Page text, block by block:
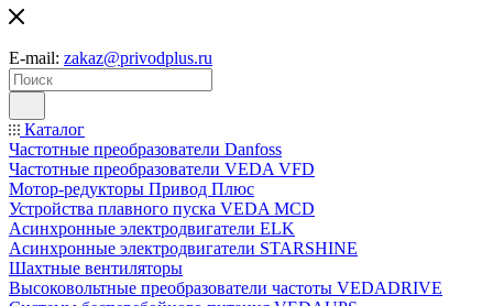
E-mail: zakaz@privodplus.ru
Каталог
Частотные преобразователи Danfoss
Частотные преобразователи VEDA VFD
Мотор-редукторы Привод Плюс
Устройства плавного пуска VEDA MCD
Асинхронные электродвигатели ELK
Асинхронные электродвигатели STARSHINE
Шахтные вентиляторы
Высоковольтные преобразователи частоты VEDADRIVE